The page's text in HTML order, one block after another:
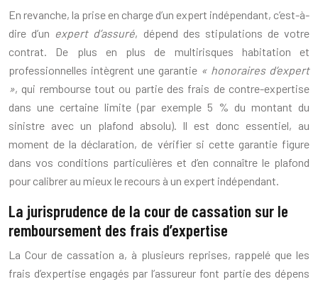
En revanche, la prise en charge d’un expert indépendant, c’est-à-
dire d’un expert d’assuré, dépend des stipulations de votre
contrat. De plus en plus de multirisques habitation et
professionnelles intègrent une garantie « honoraires d’expert
», qui rembourse tout ou partie des frais de contre-expertise
dans une certaine limite (par exemple 5 % du montant du
sinistre avec un plafond absolu). Il est donc essentiel, au
moment de la déclaration, de vérifier si cette garantie figure
dans vos conditions particulières et d’en connaître le plafond
pour calibrer au mieux le recours à un expert indépendant.
La jurisprudence de la cour de cassation sur le
remboursement des frais d’expertise
La Cour de cassation a, à plusieurs reprises, rappelé que les
frais d’expertise engagés par l’assureur font partie des dépens